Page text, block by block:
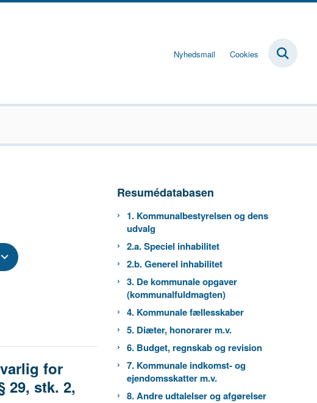
Nyhedsmail Cookies
for
29, stk. 2,
Resumédatabasen
1. Kommunalbestyrelsen og dens
udvalg
2.a. Speciel inhabilitet
2.b. Generel inhabilitet
3. De kommunale opgaver
(kommunalfuldmagten)
4. Kommunale fællesskaber
5. Diæter, honorarer m.v.
6. Budget, regnskab og revision
7. Kommunale indkomst- og
ejendomsskatter m.v.
8. Andre udtalelser og afgørelser